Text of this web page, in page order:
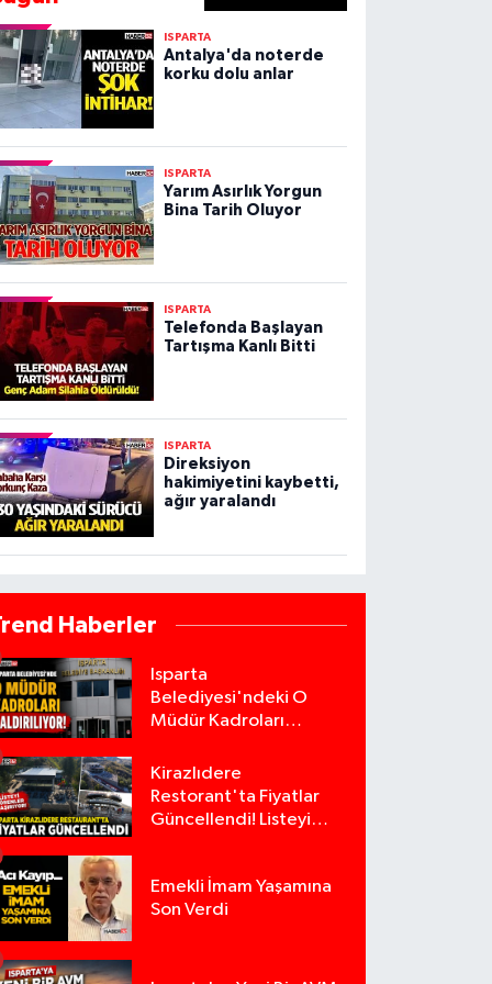
ISPARTA
Antalya'da noterde
korku dolu anlar
ISPARTA
Yarım Asırlık Yorgun
Bina Tarih Oluyor
ISPARTA
Telefonda Başlayan
Tartışma Kanlı Bitti
ISPARTA
Direksiyon
hakimiyetini kaybetti,
ağır yaralandı
Haberler
Isparta
Belediyesi'ndeki O
Müdür Kadroları
Kirazlıdere
Restorant'ta Fiyatlar
Güncellendi! Listeyi
Emekli İmam Yaşamına
Son Verdi